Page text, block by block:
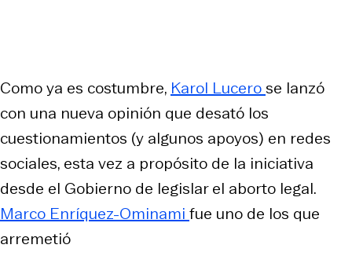
Como ya es costumbre, Karol Lucerose lanzó
con una nueva opinión que desató los
cuestionamientos (y algunos apoyos) en redes
sociales, esta vez a propósito de la iniciativa
desde el Gobierno de legislar el aborto legal.
Marco Enríquez-Ominami fue uno de los que
arremetió